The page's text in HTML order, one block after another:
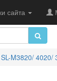
сайта
M3820/ 4020/